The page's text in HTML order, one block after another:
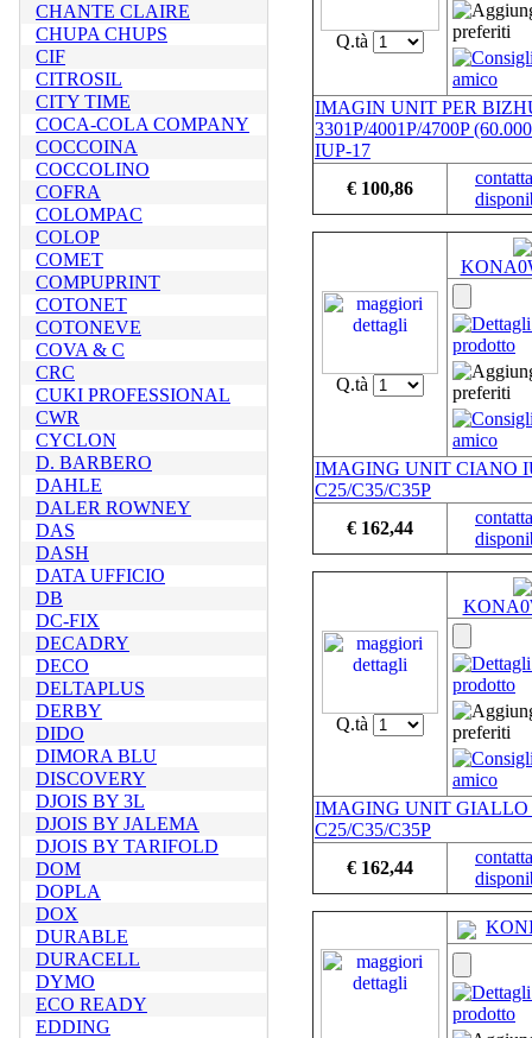
CHANTE CLAIRE
CHUPA CHUPS
CIF
CITROSIL
CITY TIME
COCA-COLA COMPANY
COCCOINA
COCCOLINO
COFRA
COLOMPAC
COLOP
COMET
COMPUPRINT
COTONET
COTONEVE
COVA & C
CRC
CUKI PROFESSIONAL
CWR
CYCLON
D. BARBERO
DAHLE
DALER ROWNEY
DAS
DASH
DATA UFFICIO
DB
DC-FIX
DECADRY
DECO
DELTAPLUS
DERBY
DIDO
DIMORA BLU
DISCOVERY
DJOIS BY 3L
DJOIS BY JALEMA
DJOIS BY TARIFOLD
DOM
DOPLA
DOX
DURABLE
DURACELL
DYMO
ECO READY
EDDING
Q.tà
IMAGIN UNIT PER
3301P/4001P/4700P
IUP-17
€ 100,86
Q.tà
IMAGING UNIT CIANO
C25/C35/C35P
€ 162,44
Q.tà
IMAGING UNIT GIALLO
C25/C35/C35P
€ 162,44